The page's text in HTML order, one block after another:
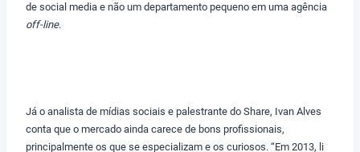
de social media e não um departamento pequeno em uma agência
off-line.
Já o analista de mídias sociais e palestrante do Share, Ivan Alves
conta que o mercado ainda carece de bons profissionais,
principalmente os que se especializam e os curiosos. “Em 2013, li